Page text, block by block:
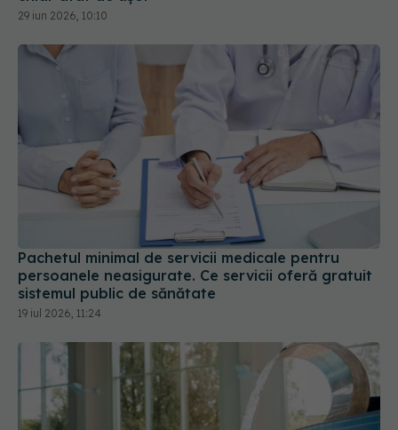
Pachetul minimal de servicii medicale pentru
persoanele neasigurate. Ce servicii oferă gratuit
sistemul public de sănătate
19 iul 2026, 11:24